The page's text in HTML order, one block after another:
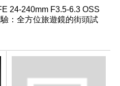
24-240mm F3.5-6.3 OSS
：全方位旅遊鏡的街頭試